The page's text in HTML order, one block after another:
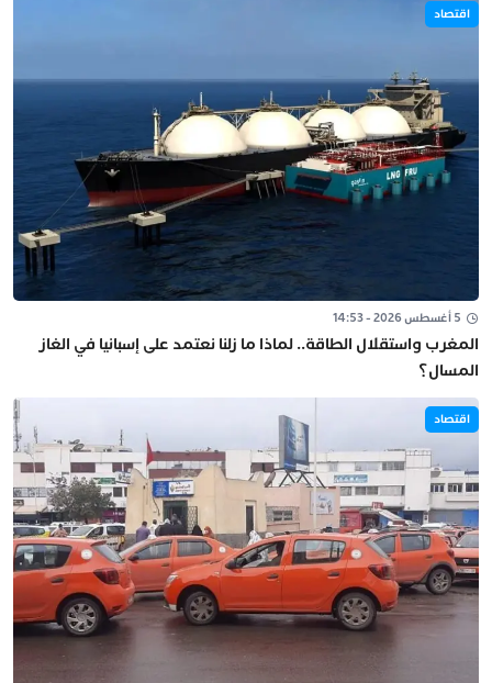
اقتصاد
5 أغسطس 2026 - 14:53
المغرب واستقلال الطاقة.. لماذا ما زلنا نعتمد على إسبانيا في الغاز
المسال؟
اقتصاد